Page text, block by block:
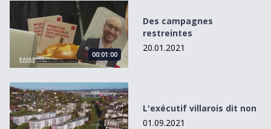
Des campagnes restreintes
00:01:00
Des campagnes
restreintes
20.01.2021
L&#039;exécutif villarois dit non
L'exécutif villarois dit non
01.09.2021